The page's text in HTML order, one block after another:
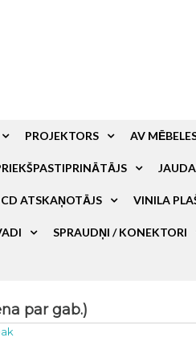
PROJEKTORS AV
CD ATSKAŅOTĀJS VINILA
SPRAUDŅI / KONEKTORI
par gab.)